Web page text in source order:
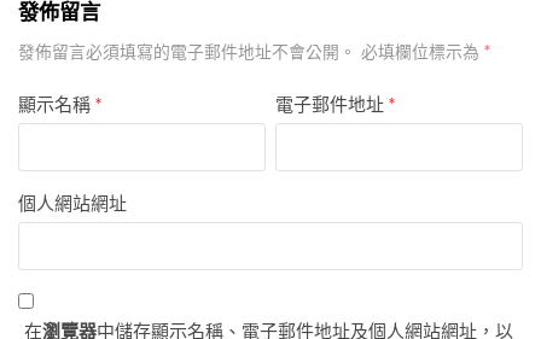
發佈留言
發佈留言必須填寫的電子郵件地址不會公開。 必填欄位標示為 *
顯示名稱 * 電子郵件地址*
個人網站網址
在瀏覽器中儲存顯示名稱、電子郵件地址及個人網站網址，以